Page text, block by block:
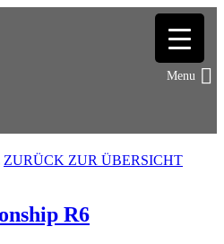
ZURÜCK ZUR ÜBERSICHT
R6